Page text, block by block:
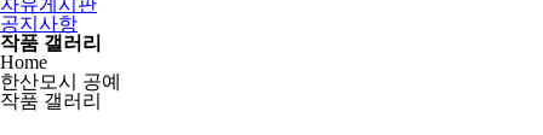
자유게시판
공지사항
작품 갤러리
Home
한산모시 공예
작품 갤러리